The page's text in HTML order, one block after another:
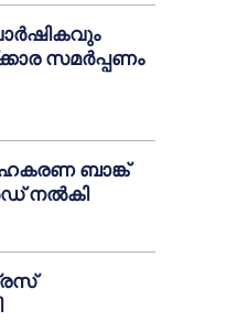
സമർപ്പണം
ബാങ്ക്
നൽകി